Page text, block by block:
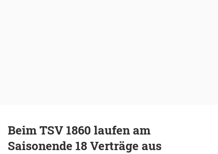
Beim TSV 1860 laufen am
Saisonende 18 Verträge aus